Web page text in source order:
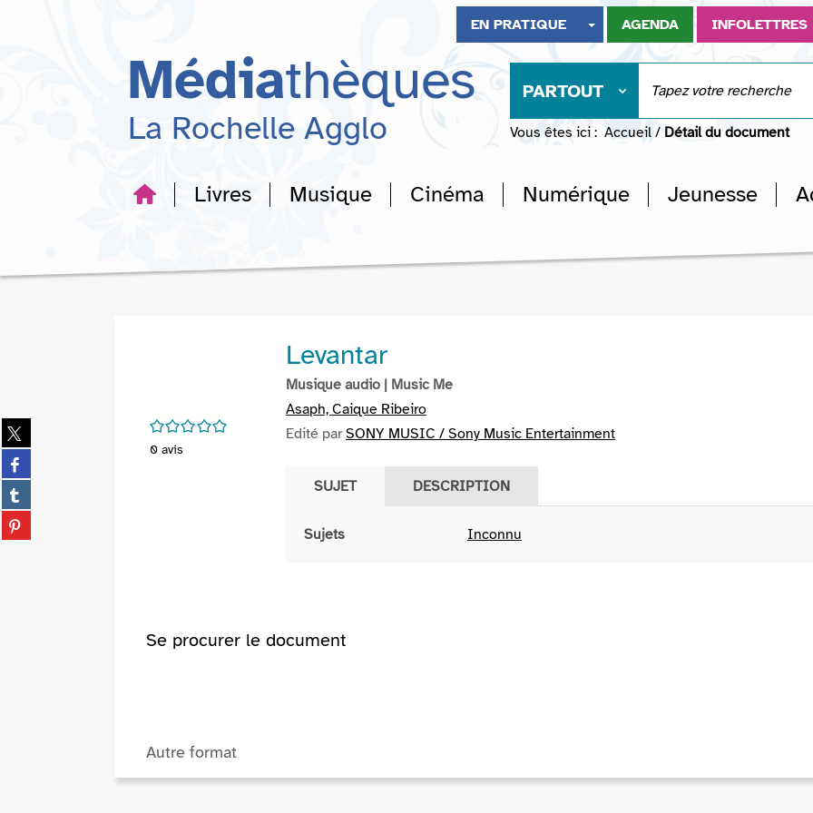
recherche
EN PRATIQUE AGENDA INFOLETTRES
Médiathèques
La Rochelle Agglo
PARTOUT
Vous êtes ici : Accueil / Détail du document
Livres Musique Cinéma Numérique Jeunesse
Partager
sur
twitter
(Nouvelle
fenêtre)
Partager
sur
facebook
(Nouvelle
fenêtre)
Partager
sur
tumblr
Partager
sur
/5
0 avis
Levantar
Musique audio | Music Me
Asaph, Caique Ribeiro
Edité parSONY MUSIC / Sony Music Entertainment
SUJET DESCRIPTION
Sujets Inconnu
Se procurer le document
Autre format